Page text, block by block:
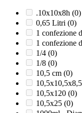
Nero opaco(0)
Panna(0)
Rosa confetto
Rosso(0)
Rosso/Grigio/
Rosso/Nero
Satinato (0)
Trasparente(0)
Turchese (0)
Verde(0)
.10x10x8h (0)
0,65 Litri (0)
1 confezione
1 confezione
1/4 (0)
1/8 (0)
10,5 cm (0)
10,5x120 (0)
10,5x25 (0)